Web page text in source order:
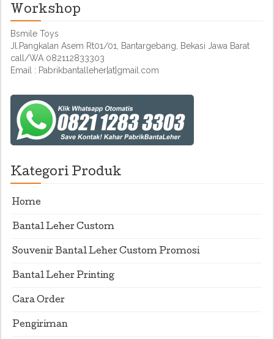
Workshop
Bsmile Toys
Jl.Pangkalan Asem Rt01/01, Bantargebang, Bekasi Jawa Barat
call/WA 082112833303
Email : Pabrikbantalleher[at]gmail.com
Kategori Produk
Home
Bantal Leher Custom
Souvenir Bantal Leher Custom Promosi
Bantal Leher Printing
Cara Order
Pengiriman